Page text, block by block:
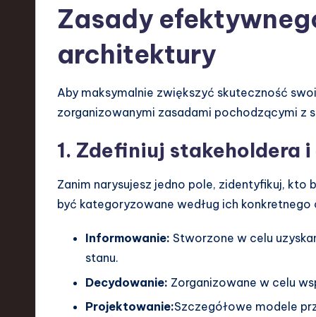
Zasady
architektury
Aby maksymalnie zwiększyć skuteczność
zorganizowanymi zasadami pochodzącymi z
1. Zdefiniuj stakeholdera i
Zanim narysujesz jedno pole, zidentyfikuj, kto
być kategoryzowane według ich konkretnego
Informowanie: Stworzone w celu
stanu.
Decydowanie: Zorganizowane w celu
Projektowanie:Szczegółowe modele